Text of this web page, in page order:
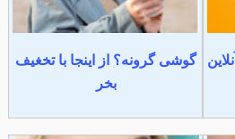
گوشی گرونه؟ از اینجا با تخغیف
بخر